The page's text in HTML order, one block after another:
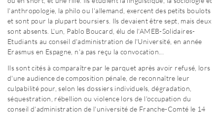
l'anthropologie, la philo ou l'allemand, exercent des petits boulots
et sont pour la plupart boursiers. Ils devaient être sept, mais deux
sont absents. L'un, Pablo Boucard, élu de l'AMEB-Solidaires-
Etudiants au conseil d'administration de l'Université, en année
Erasmus en Espagne, n'a pas reçu la convocation...
Ils sont cités à comparaître par le parquet après avoir refusé, lors
d'une audience de composition pénale, de reconnaître leur
culpabilité pour, selon les dossiers individuels, dégradation,
séquestration, rébellion ou violence lors de l'occupation du
conseil d'administration de l'université de Franche-Comté le 14